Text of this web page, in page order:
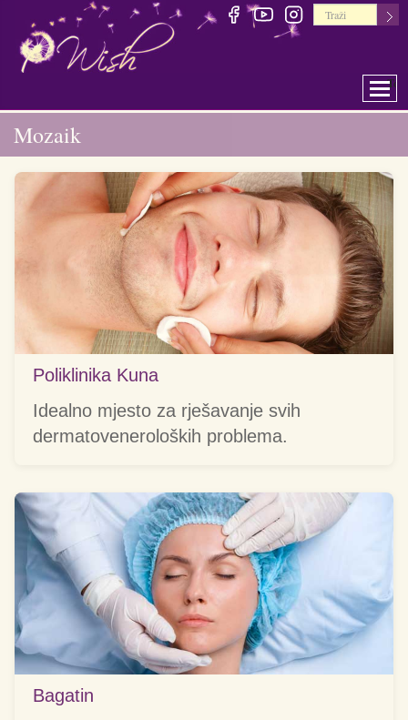
Mozaik
Poliklinika Kuna
Idealno mjesto za rješavanje svih
dermatoveneroloških problema.
Bagatin